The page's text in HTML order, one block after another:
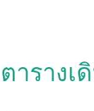
ารางเ